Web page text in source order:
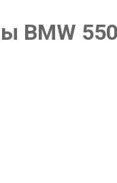
BMW